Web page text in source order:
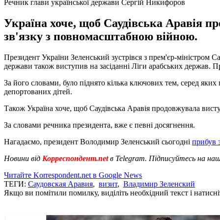
Речник глави української держави Сергій Никифоров
Україна хоче, щоб Саудівська Аравія
зв'язку з повномасштабною війною.
Президент України Зеленський зустрівся з прем'єр-міністром
держави також виступив на засіданні Ліги арабських держав.
За його словами, було піднято кілька ключових тем, серед яких
депортованих дітей.
Також Україна хоче, щоб Саудівська Аравія продовжувала
За словами речника президента, вже є певні досягнення.
Нагадаємо, президент Володимир Зеленський сьогодні прибув
Новини від Корреспондент.netв Telegram. Підписуйтесь на
Читайте Korrespondent.net в Google News
ТЕГИ: Саудовская Аравия, визит, Владимир Зеленский
Якщо ви помітили помилку, виділіть необхідний текст і